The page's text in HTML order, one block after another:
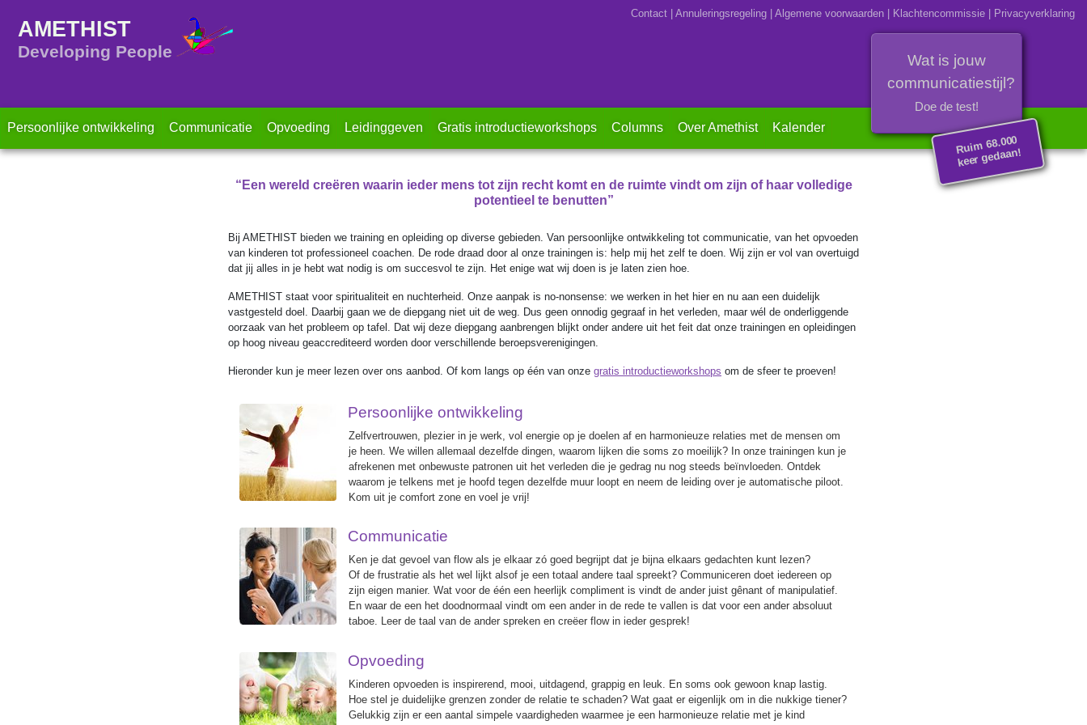
Contact | Annuleringsregeling | Algemene voorwaarden | Klachtencommissie | Privacyverklaring
AMETHIST
Developing People
Wat is jouw
communicatiestijl?
Doe de test!
Rui
m 68.000
keer gedaan!
Persoonlijke ontwikkeling Communicatie Opvoeding Leidinggeven Gratis introductieworkshops Columns Over Amethist Kalender
“Een wereld creëren waarin ieder mens tot zijn recht komt en de ruimte vindt om zijn of haar volledige
potentieel te benutten”
Bij AMETHIST bieden we training en opleiding op diverse gebieden. Van persoonlijke ontwikkeling tot communicatie, van het opvoeden
van kinderen tot professioneel coachen. De rode draad door al onze trainingen is: help mij het zelf te doen. Wij zijn er vol van overtuigd
dat jij alles in je hebt wat nodig is om succesvol te zijn. Het enige wat wij doen is je laten zien hoe.
AMETHIST staat voor spiritualiteit en nuchterheid. Onze aanpak is no-nonsense: we werken in het hier en nu aan een duidelijk
vastgesteld doel. Daarbij gaan we de diepgang niet uit de weg. Dus geen onnodig gegraaf in het verleden, maar wél de onderliggende
oorzaak van het probleem op tafel. Dat wij deze diepgang aanbrengen blijkt onder andere uit het feit dat onze trainingen en opleidingen
op hoog niveau geaccrediteerd worden door verschillende beroepsverenigingen.
Hieronder kun je meer lezen over ons aanbod. Of kom langs op één van onze gratis introductieworkshops om de sfeer te proeven!
Persoonlijke ontwikkeling
Zelfvertrouwen, plezier in je werk, vol energie op je doelen af en harmonieuze relaties met de mensen om
je heen. We willen allemaal dezelfde dingen, waarom lijken die soms zo moeilijk? In onze trainingen kun je
afrekenen met onbewuste patronen uit het verleden die je gedrag nu nog steeds beïnvloeden. Ontdek
waarom je telkens met je hoofd tegen dezelfde muur loopt en neem de leiding over je automatische piloot.
Kom uit je comfort zone en voel je vrij!
Communicatie
Ken je dat gevoel van flow als je elkaar zó goed begrijpt dat je bijna elkaars gedachten kunt lezen?
Of de frustratie als het wel lijkt alsof je een totaal andere taal spreekt? Communiceren doet iedereen op
zijn eigen manier. Wat voor de één een heerlijk compliment is vindt de ander juist gênant of manipulatief.
En waar de een het doodnormaal vindt om een ander in de rede te vallen is dat voor een ander absoluut
taboe. Leer de taal van de ander spreken en creëer flow in ieder gesprek!
Opvoeding
Kinderen opvoeden is inspirerend, mooi, uitdagend, grappig en leuk. En soms ook gewoon knap lastig.
Hoe stel je duidelijke grenzen zonder de relatie te schaden? Wat gaat er eigenlijk om in die nukkige tiener?
Gelukkig zijn er een aantal simpele vaardigheden waarmee je een harmonieuze relatie met je kind